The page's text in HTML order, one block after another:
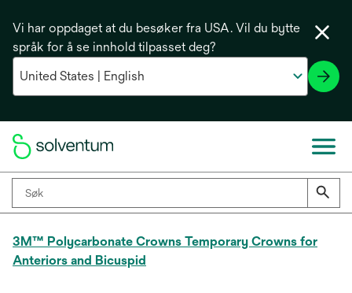
Vi har oppdaget at du besøker fra USA. Vil du bytte
språk for å se innhold tilpasset deg?
3M™ Polycarbonate Crowns Temporary Crowns for
Anteriors and Bicuspid